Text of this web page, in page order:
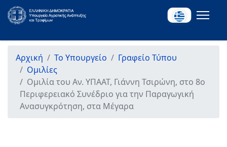
Αρχική Το Υπουργείο
Γραφείο Τύπου
Ομιλίες
Ομιλία του Αν. ΥΠΑΑΤ, Γιάννη Τσιρώνη, στο 8ο
Περιφερειακό Συνέδριο για την Παραγωγική
Ανασυγκρότηση, στα Μέγαρα